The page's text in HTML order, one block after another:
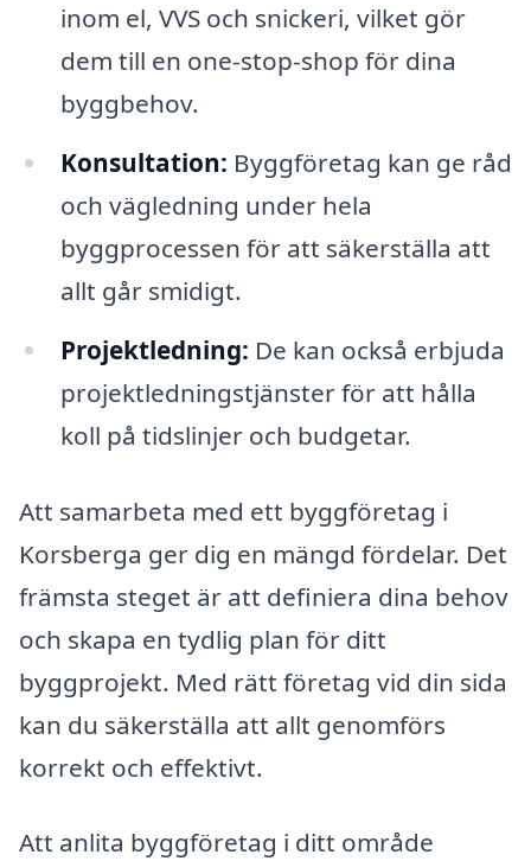
inom el, VVS och snickeri, vilket gör
dem till en one-stop-shop för dina
byggbehov.
Konsultation: Byggföretag kan ge råd
och vägledning under hela
byggprocessen för att säkerställa att
allt går smidigt.
Projektledning: De kan också erbjuda
projektledningstjänster för att hålla
koll på tidslinjer och budgetar.
Att samarbeta med ett byggföretag i
Korsberga ger dig en mängd fördelar. Det
främsta steget är att definiera dina behov
och skapa en tydlig plan för ditt
byggprojekt. Med rätt företag vid din sida
kan du säkerställa att allt genomförs
korrekt och effektivt.
Att anlita byggföretag i ditt område